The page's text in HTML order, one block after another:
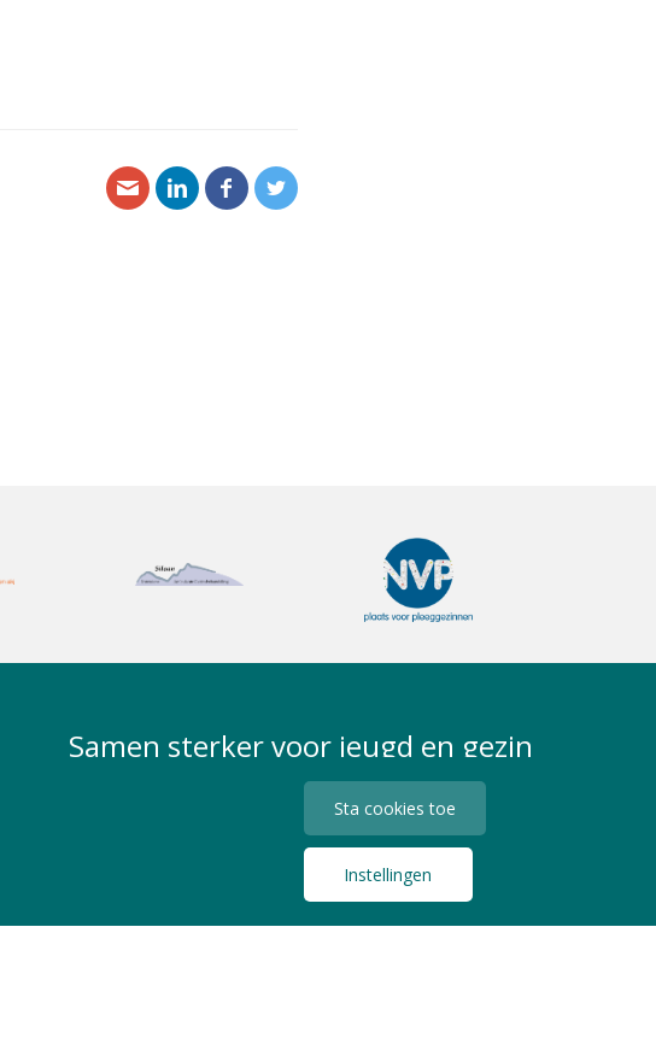
Samen sterker voor jeugd en gezin
Privacy Statement Algemene Voorwaarden
Sta cookies toe
Instellingen